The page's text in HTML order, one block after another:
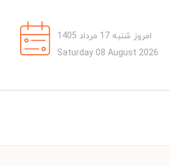
امروز شنبه 17 مرداد 1405
Saturday 08 August 2026